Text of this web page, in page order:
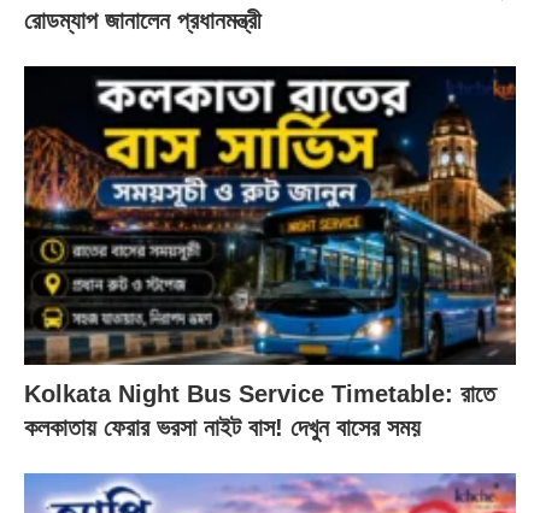
রোডম্যাপ জানালেন প্রধানমন্ত্রী
Kolkata Night Bus Service Timetable: রাতে
কলকাতায় ফেরার ভরসা নাইট বাস! দেখুন বাসের সময়